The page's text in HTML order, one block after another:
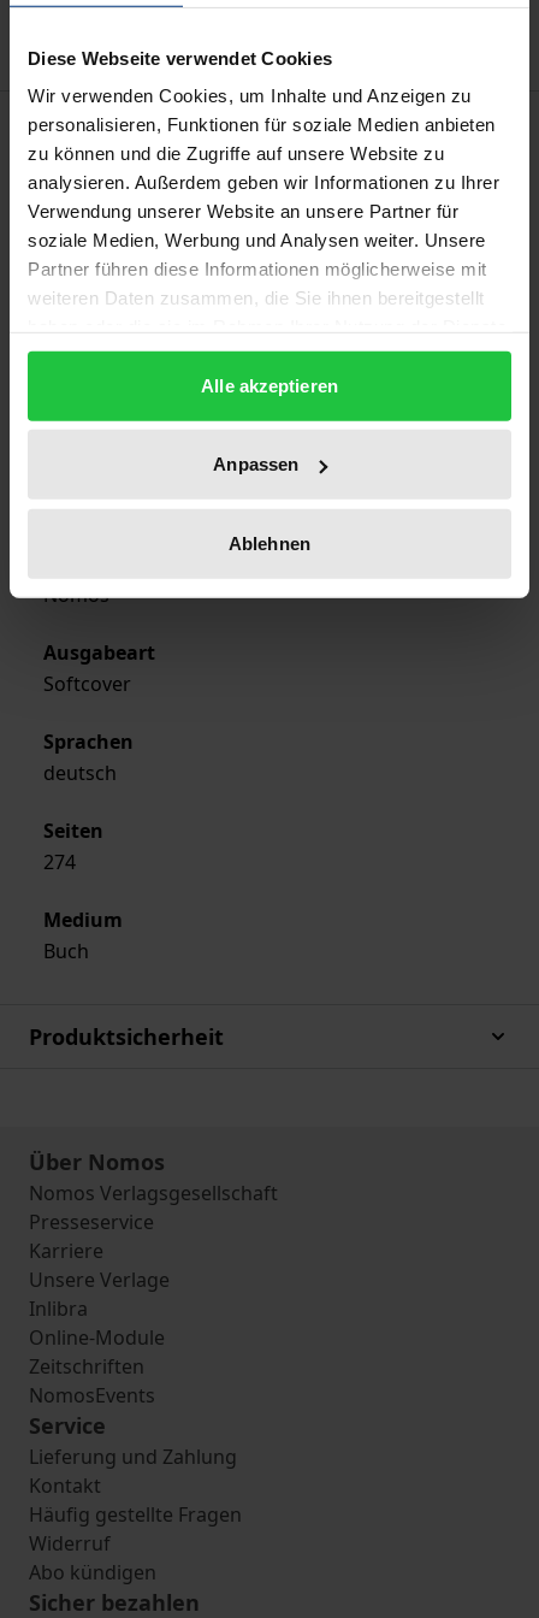
Diese Webseite verwendet Cookies
Wir verwenden Cookies, um Inhalte und Anzeigen zu
personalisieren, Funktionen für soziale Medien anbieten
zu können und die Zugriffe auf unsere Website zu
analysieren. Außerdem geben wir Informationen zu Ihrer
Verwendung unserer Website an unsere Partner für
soziale Medien, Werbung und Analysen weiter. Unsere
Partner führen diese Informationen möglicherweise mit
weiteren Daten zusammen, die Sie ihnen bereitgestellt
gesammelt haben.
Alle akzeptieren
Anpassen
Ablehnen
Bibliografische Angaben
Auflage
2
ISBN
Erscheinungsdatum
03.02.2000
2000
Nomos
Ausgabeart
Softcover
Sprachen
deutsch
Seiten
274
Medium
Buch
Produktsicherheit
Über Nomos
Nomos Verlagsgesellschaft
Presseservice
Karriere
Unsere Verlage
Inlibra
Online-Module
Zeitschriften
NomosEvents
Service
Lieferung und Zahlung
Kontakt
Häufig gestellte Fragen
Widerruf
Abo kündigen
Sicher bezahlen